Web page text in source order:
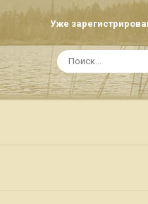
Уже